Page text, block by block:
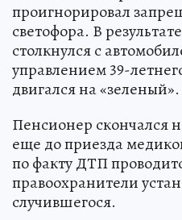
проигнорировал
светофора. В
столкнулся с
управлением 39-
двигался на «зеленый».
Пенсионер скончался
еще до приезда
по факту ДТП
правоохранители
случившегося.